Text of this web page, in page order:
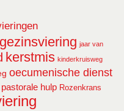
gezinsviering jaar van
kerstmis kinderkruisweg
oecumenische dienst
pastorale hulp Rozenkrans